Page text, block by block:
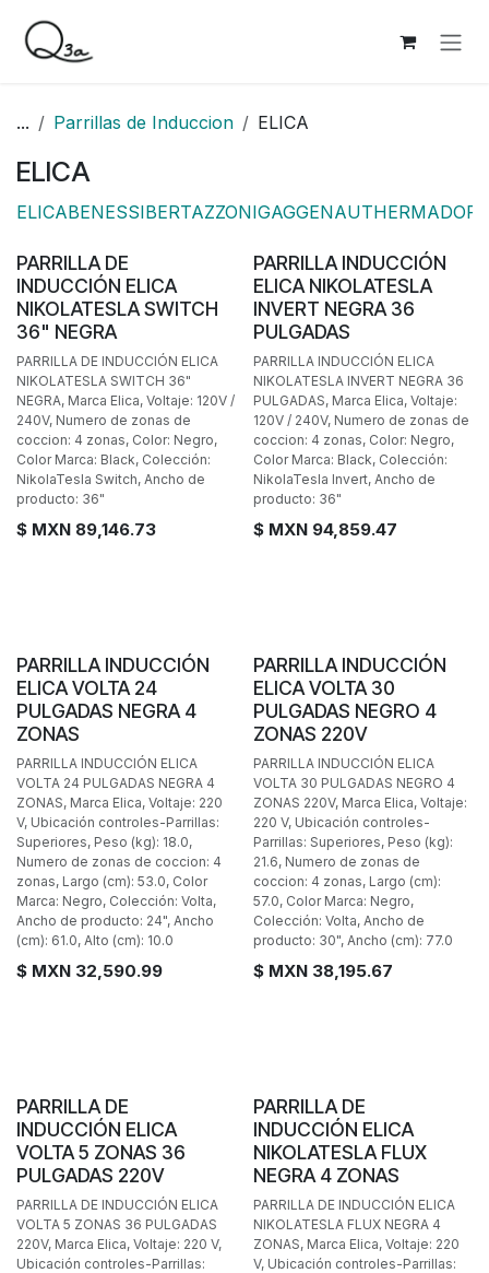
... Parrillas de Induccion ELICA
ELICA
ELICABENESSIBERTAZZONIGAGGENAUTHERMADOR
BAJO PEDIDO
PARRILLA DE
INDUCCIÓN ELICA
NIKOLATESLA SWITCH
36" NEGRA
PARRILLA DE INDUCCIÓN ELICA
NIKOLATESLA SWITCH 36"
NEGRA, Marca Elica, Voltaje: 120V /
240V, Numero de zonas de
coccion: 4 zonas, Color: Negro,
Color Marca: Black, Colección:
NikolaTesla Switch, Ancho de
producto: 36"
$ MXN 89,146.73
BAJO PEDIDO
PARRILLA INDUCCIÓN
ELICA NIKOLATESLA
INVERT NEGRA 36
PULGADAS
PARRILLA INDUCCIÓN ELICA
NIKOLATESLA INVERT NEGRA 36
PULGADAS, Marca Elica, Voltaje:
120V / 240V, Numero de zonas de
coccion: 4 zonas, Color: Negro,
Color Marca: Black, Colección:
NikolaTesla Invert, Ancho de
producto: 36"
$ MXN 94,859.47
PARRILLA INDUCCIÓN
ELICA VOLTA 24
PULGADAS NEGRA 4
ZONAS
PARRILLA INDUCCIÓN ELICA
VOLTA 24 PULGADAS NEGRA 4
ZONAS, Marca Elica, Voltaje: 220
V, Ubicación controles-Parrillas:
Superiores, Peso (kg): 18.0,
Numero de zonas de coccion: 4
zonas, Largo (cm): 53.0, Color
Marca: Negro, Colección: Volta,
Ancho de producto: 24", Ancho
(cm): 61.0, Alto (cm): 10.0
$ MXN 32,590.99
PARRILLA INDUCCIÓN
ELICA VOLTA 30
PULGADAS NEGRO 4
ZONAS 220V
PARRILLA INDUCCIÓN ELICA
VOLTA 30 PULGADAS NEGRO 4
ZONAS 220V, Marca Elica, Voltaje:
220 V, Ubicación controles-
Parrillas: Superiores, Peso (kg):
21.6, Numero de zonas de
coccion: 4 zonas, Largo (cm):
57.0, Color Marca: Negro,
Colección: Volta, Ancho de
producto: 30", Ancho (cm): 77.0
$ MXN 38,195.67
PARRILLA DE
INDUCCIÓN ELICA
VOLTA 5 ZONAS 36
PULGADAS 220V
PARRILLA DE INDUCCIÓN ELICA
VOLTA 5 ZONAS 36 PULGADAS
220V, Marca Elica, Voltaje: 220 V,
Ubicación controles-Parrillas:
PARRILLA DE
INDUCCIÓN ELICA
NIKOLATESLA FLUX
NEGRA 4 ZONAS
PARRILLA DE INDUCCIÓN ELICA
NIKOLATESLA FLUX NEGRA 4
ZONAS, Marca Elica, Voltaje: 220
V, Ubicación controles-Parrillas: